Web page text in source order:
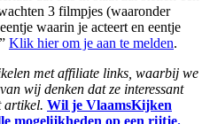
3 filmpjes (waaronder
waarin je acteert en eentje
Klik hier om je aan te melden.
met affiliate links, waarbij we
wij denken dat ze interessant
artikel. Wil je VlaamsKijken
mogelijkheden op een rijtje.